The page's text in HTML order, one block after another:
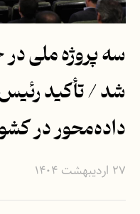
سه پروژه ملی در
شد / تأکید
داده‌محور در
۲۷ اردیبهشت ۱۴۰۴